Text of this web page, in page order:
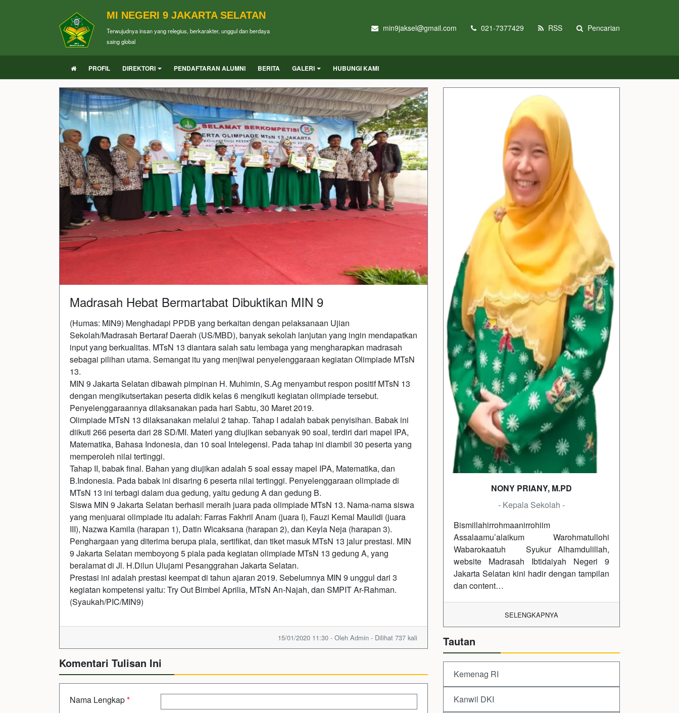
MI NEGERI 9 JAKARTA SELATAN
Terwujudnya insan yang relegius, berkarakter, unggul dan berdaya
saing global
min9jaksel@gmail.com 021-7377429 RSS Pencarian
PROFIL DIREKTORI PENDAFTARAN ALUMNI BERITA GALERI HUBUNGI KAMI
Madrasah Hebat Bermartabat Dibuktikan MIN 9
(Humas: MIN9) Menghadapi PPDB yang berkaitan dengan pelaksanaan Ujian
Sekolah/Madrasah Bertaraf Daerah (US/MBD), banyak sekolah lanjutan yang ingin mendapatkan
input yang berkualitas. MTsN 13 diantara salah satu lembaga yang mengharapkan madrasah
sebagai pilihan utama. Semangat itu yang menjiwai penyelenggaraan kegiatan Olimpiade MTsN
13.
MIN 9 Jakarta Selatan dibawah pimpinan H. Muhimin, S.Ag menyambut respon positif MTsN 13
dengan mengikutsertakan peserta didik kelas 6 mengikuti kegiatan olimpiade tersebut.
Penyelenggaraannya dilaksanakan pada hari Sabtu, 30 Maret 2019.
Olimpiade MTsN 13 dilaksanakan melalui 2 tahap. Tahap I adalah babak penyisihan. Babak ini
diikuti 266 peserta dari 28 SD/MI. Materi yang diujikan sebanyak 90 soal, terdiri dari mapel IPA,
Matematika, Bahasa Indonesia, dan 10 soal Intelegensi. Pada tahap ini diambil 30 peserta yang
memperoleh nilai tertinggi.
Tahap II, babak final. Bahan yang diujikan adalah 5 soal essay mapel IPA, Matematika, dan
B.Indonesia. Pada babak ini disaring 6 peserta nilai tertinggi. Penyelenggaraan olimpiade di
MTsN 13 ini terbagi dalam dua gedung, yaitu gedung A dan gedung B.
Siswa MIN 9 Jakarta Selatan berhasil meraih juara pada olimpiade MTsN 13. Nama-nama siswa
yang menjuarai olimpiade itu adalah: Farras Fakhril Anam (juara I), Fauzi Kemal Maulidi (juara
III), Nazwa Kamila (harapan 1), Datin Wicaksana (harapan 2), dan Keyla Neja (harapan 3).
Penghargaan yang diterima berupa piala, sertifikat, dan tiket masuk MTsN 13 jalur prestasi. MIN
9 Jakarta Selatan memboyong 5 piala pada kegiatan olimpiade MTsN 13 gedung A, yang
beralamat di Jl. H.Dilun Ulujami Pesanggrahan Jakarta Selatan.
Prestasi ini adalah prestasi keempat di tahun ajaran 2019. Sebelumnya MIN 9 unggul dari 3
kegiatan kompetensi yaitu: Try Out Bimbel Aprilia, MTsN An-Najah, dan SMPIT Ar-Rahman.
(Syaukah/PIC/MIN9)
15/01/2020 11:30 - Oleh Admin - Dilihat 737 kali
Komentari Tulisan Ini
Nama Lengkap*
NONY PRIANY, M.PD
- Kepala Sekolah -
Bismillahirrohmaanirrohiim
Assalaamu’alaikum Warohmatullohi
Wabarokaatuh Syukur Alhamdulillah,
website Madrasah Ibtidaiyah Negeri 9
Jakarta Selatan kini hadir dengan tampilan
dan content…
SELENGKAPNYA
Tautan
Kemenag RI
Kanwil DKI